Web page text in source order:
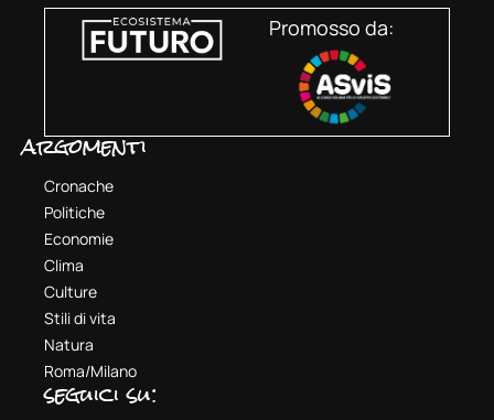
Promosso da:
argomenti
Cronache
Politiche
Economie
Clima
Culture
Stili di vita
Natura
Roma/Milano
seguici su: